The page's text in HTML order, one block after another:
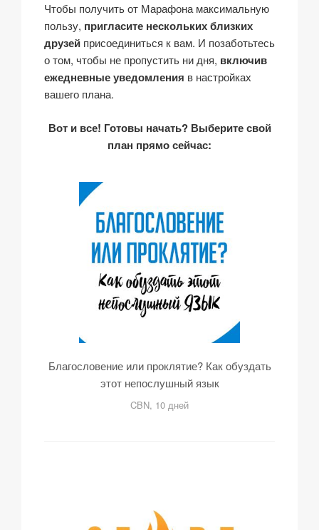
Чтобы получить от Марафона максимальную
пользу, пригласите нескольких близких
друзей присоединиться к вам. И позаботьтесь
о том, чтобы не пропустить ни дня, включив
ежедневные уведомления в настройках
вашего плана.
Вот и все! Готовы начать? Выберите свой
план прямо сейчас:
Благословение или проклятие? Как обуздать
этот непослушный язык
CBN, 10 дней